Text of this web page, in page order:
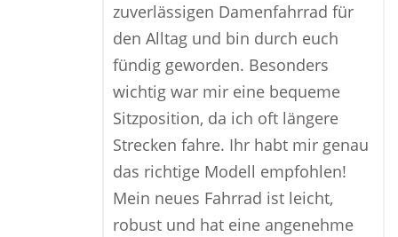
zuverlässigen Damenfahrrad für
den Alltag und bin durch euch
fündig geworden. Besonders
wichtig war mir eine bequeme
Sitzposition, da ich oft längere
Strecken fahre. Ihr habt mir genau
das richtige Modell empfohlen!
Mein neues Fahrrad ist leicht,
robust und hat eine angenehme